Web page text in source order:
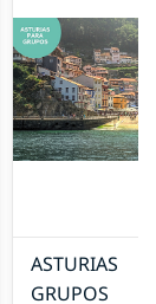
ASTURIAS
GRUPOS